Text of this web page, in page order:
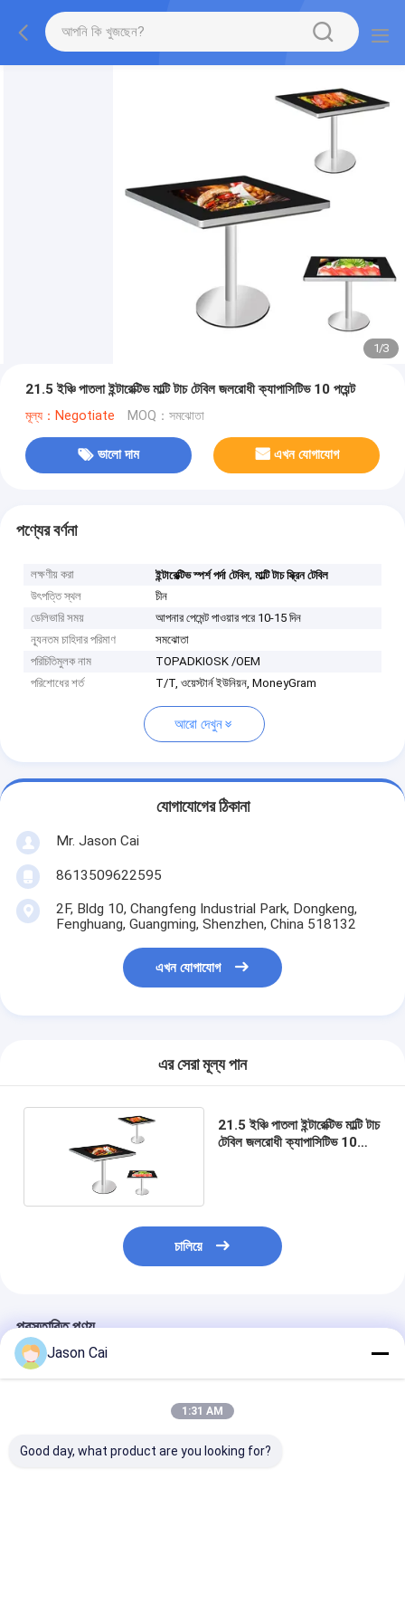
1/3
21.5 ইঞ্চি পাতলা ইন্টারেক্টিভ মাল্টি টাচ টেবিল জলরোধী ক্যাপাসিটিভ 10 পয়েন্ট
মূল্য：Negotiate MOQ：সমঝোতা
ভালো দাম এখন যোগাযোগ
পণ্যের বর্ণনা
লক্ষণীয় করা ইন্টারেক্টিভ স্পর্শ পর্দা টেবিল,মাল্টি টাচ স্ক্রিন টেবিল
উৎপত্তি স্থল
চীন
ডেলিভারি সময়
আপনার পেমেন্ট পাওয়ার পরে 10-15 দিন
ন্যূনতম চাহিদার পরিমাণ
সমঝোতা
পরিচিতিমুলক নাম
TOPADKIOSK /OEM
পরিশোধের শর্ত
T/T, ওয়েস্টার্ন ইউনিয়ন, MoneyGram
আরো দেখুন
যোগাযোগের ঠিকানা
Mr. Jason Cai
8613509622595
2F, Bldg 10, Changfeng Industrial Park, Dongkeng,
Fenghuang, Guangming, Shenzhen, China 518132
এখন যোগাযোগ
এর সেরা মূল্য পান
21.5 ইঞ্চি পাতলা ইন্টারেক্টিভ মাল্টি টাচ
টেবিল জলরোধী ক্যাপাসিটিভ 10
চালিয়ে
প্রস্তাবিত পণ্য
Jason Cai
1:31 AM
Good day, what product are you looking for?